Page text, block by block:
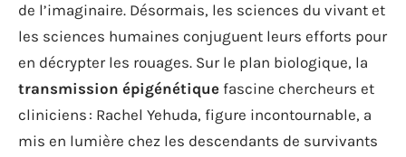
de l’imaginaire. Désormais, les sciences du vivant et
les sciences humaines conjuguent leurs efforts pour
en décrypter les rouages. Sur le plan biologique, la
transmission épigénétique fascine chercheurs et
cliniciens : Rachel Yehuda, figure incontournable, a
mis en lumière chez les descendants de survivants